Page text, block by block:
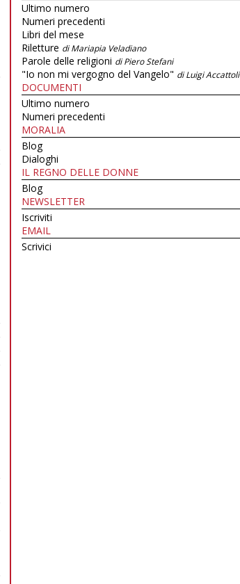
Ultimo numero
Numeri precedenti
Libri del mese
Riletture di Mariapia Veladiano
Parole delle religioni di Piero Stefani
"Io non mi vergogno del Vangelo" di Luigi Accattoli
DOCUMENTI
Ultimo numero
Numeri precedenti
MORALIA
Blog
Dialoghi
IL REGNO DELLE DONNE
Blog
NEWSLETTER
Iscriviti
EMAIL
Scrivici